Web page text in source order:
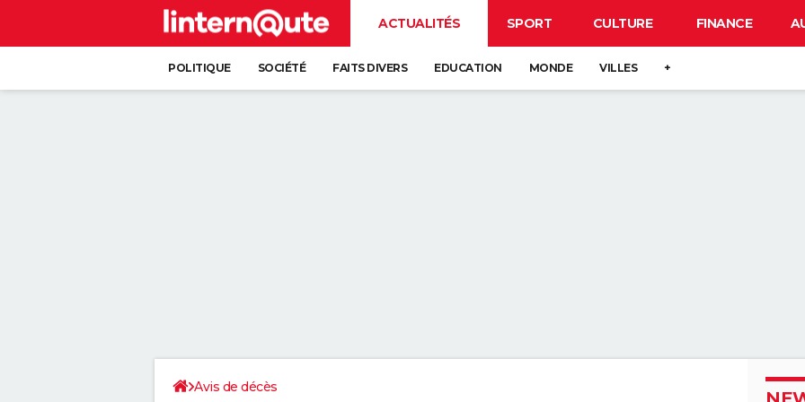
ACTUALITÉS SPORT CULTURE FINANCE
POLITIQUE SOCIÉTÉ FAITS DIVERS EDUCATION MONDE VILLES +
Avis de décès